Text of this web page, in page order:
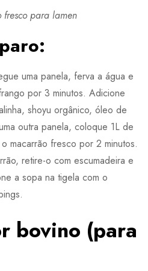
para lamen
uma panela, ferva a água e
por 3 minutos. Adicione
shoyu orgânico, óleo de
outra panela, coloque 1L de
macarrão fresco por 2 minutos.
retire-o com escumadeira e
a sopa na tigela com o
bovino (para